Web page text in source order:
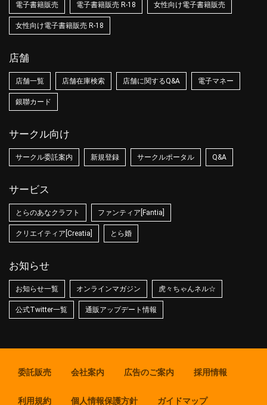
電子書籍販売 電子書籍販売 R-18 女性向け電子書籍販売
女性向け電子書籍販売 R-18
店舗
店舗一覧 店舗在庫検索 店舗に関するQ&A 電子マネー
銀聯カード
サークル向け
サークル委託案内 新規登録 サークルポータル Q&A
サービス
とらのあなクラフト ファンティア[Fantia]
クリエイティア[Creatia] とら婚
お知らせ
お知らせ一覧 オンラインマガジン 虎々ちゃんネル☆
公式Twitter一覧 通販アップデート情報
委託販売 会社案内 広告のご案内 採用情報
利用規約 個人情報保護方針 ガイドマップ